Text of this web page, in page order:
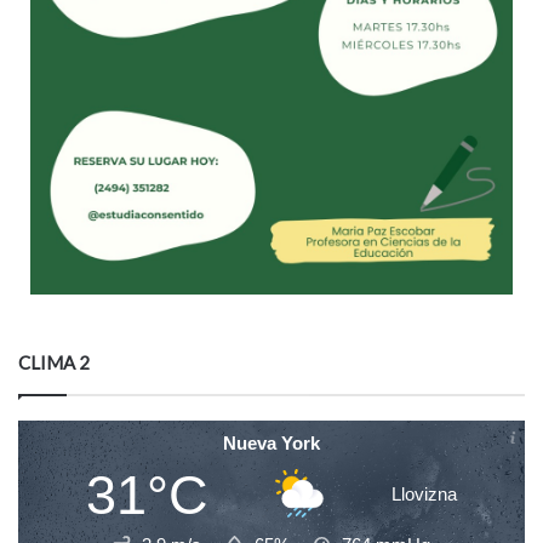
CLIMA 2
Nueva York
31°C Llovizna